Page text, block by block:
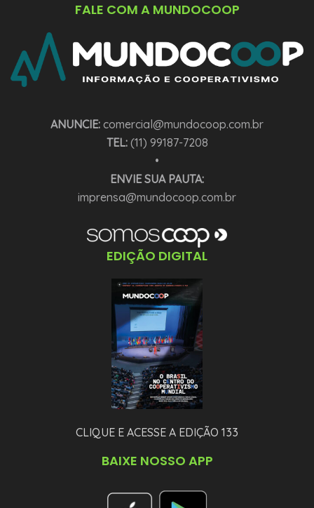
FALE COM A MUNDOCOOP
ANUNCIE: comercial@mundocoop.com.br
TEL:(11) 99187-7208
•
ENVIE SUA PAUTA:
imprensa@mundocoop.com.br
EDIÇÃO DIGITAL
CLIQUE E ACESSE A EDIÇÃO 133
BAIXE NOSSO APP